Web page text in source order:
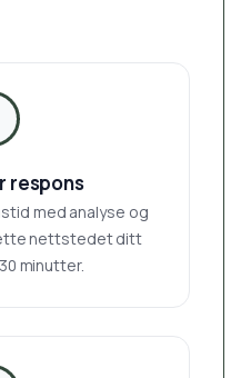
respons
med analyse og
nettstedet ditt
minutter.